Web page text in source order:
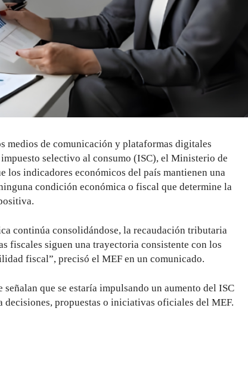
medios de comunicación y plataformas digitales
selectivo al consumo (ISC), el Ministerio de
los indicadores económicos del país mantienen una
condición económica o fiscal que determine la
continúa consolidándose, la recaudación tributaria
fiscales siguen una trayectoria consistente con los
fiscal”, precisó el MEF en un comunicado.
que se estaría impulsando un aumento del ISC
decisiones, propuestas o iniciativas oficiales del MEF.